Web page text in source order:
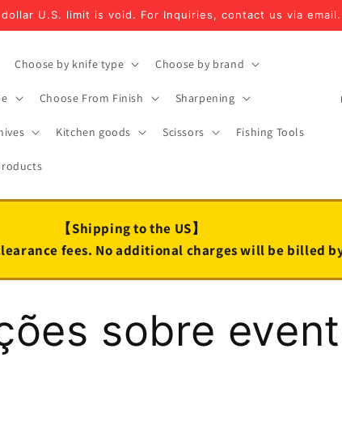
U.S. limit is void. For Inquiries, contact us via email.
Choose by knife type Choose by brand
Choose From Finish Sharpening
Kitchen goods Scissors Fishing Tools
C
t
y
/
e
g
【Shipping to the US】
fees. No additional charges will be billed
sobre